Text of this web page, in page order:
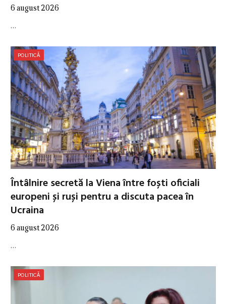
6 august 2026
…
POLITICĂ
Întâlnire secretă la Viena între foști oficiali
europeni și ruși pentru a discuta pacea în
Ucraina
6 august 2026
…
POLITICĂ